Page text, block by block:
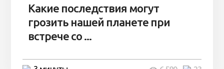
Какие последствия могут
грозить нашей планете при
встрече со ...